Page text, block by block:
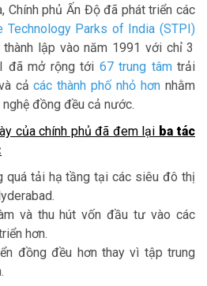
Chính phủ Ấn Độ đã phát triển các
Technology Parks of India (STPI)
lập vào năm 1991 với chỉ 3
đã mở rộng tới 67 trung tâm trải
cảcác thành phố nhỏ hơn nhằm
đồng đều cả nước.
của chính phủ đã đem lại ba tác
quá tải hạ tầng tại các siêu đô thị
và thu hút vốn đầu tư vào các
hơn.
đồng đều hơn thay vì tập trung